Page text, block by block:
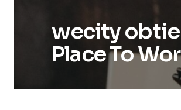
wecity
Place To